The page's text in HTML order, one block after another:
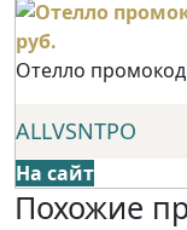
Отелло промокод
ALLVSNTPO
На сайт
Похожие